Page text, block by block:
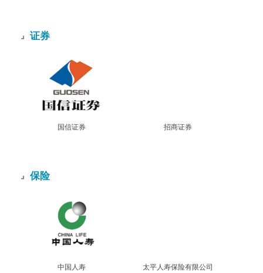
证券
国信证券 招商证券
保险
中国人寿 太平人寿保险有限公司